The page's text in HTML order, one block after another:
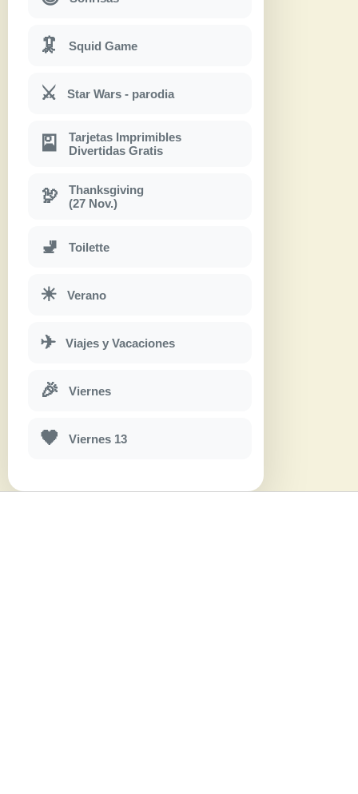
🦑 Squid Game
⚔ Star Wars - parodia
🎴
Tarjetas Imprimibles
Divertidas Gratis
🦃
Thanksgiving
(27 Nov.)
🚽 Toilette
☀ Verano
✈ Viajes y Vacaciones
🎉 Viernes
🖤 Viernes 13